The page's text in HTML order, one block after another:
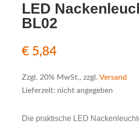
LED
BL02
€5,84
Zzgl. 20% MwSt., zzgl. Versand
Lieferzeit: nicht angegeben
Die praktische LED